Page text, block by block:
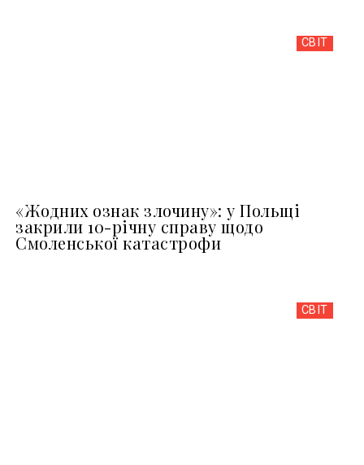
СВІТ
«Жодних ознак злочину»: у Польщі
закрили 10-річну справу щодо
Смоленської катастрофи
СВІТ